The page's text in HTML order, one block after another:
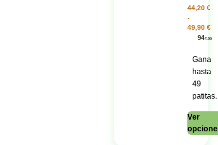
44,20 €
-
49,90 €
94/100
Gana
hasta
49
patitas.
Ver